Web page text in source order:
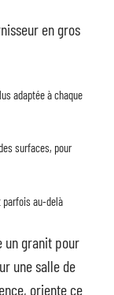
en gros
adaptée à chaque
surfaces, pour
parfois au-delà
un granit pour
une salle de
oriente ce